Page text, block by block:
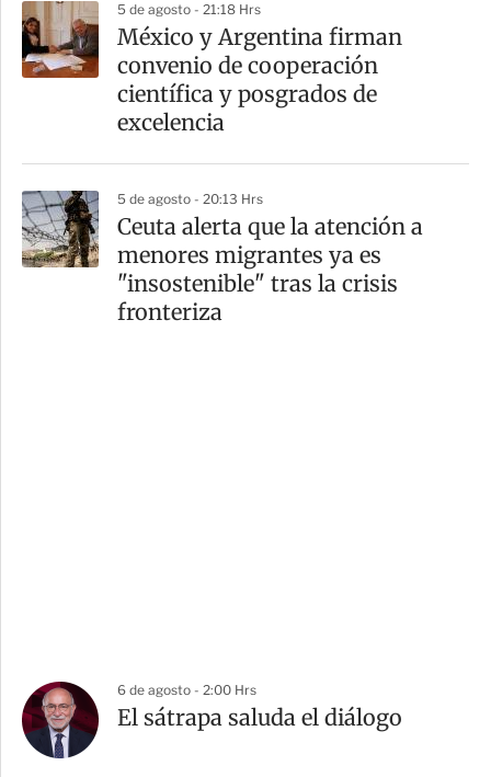
5 de agosto - 21:18 Hrs
México y Argentina firman
convenio de cooperación
científica y posgrados de
excelencia
5 de agosto - 20:13 Hrs
Ceuta alerta que la atención a
menores migrantes ya es
"insostenible" tras la crisis
fronteriza
6 de agosto - 2:00 Hrs
El sátrapa saluda el diálogo